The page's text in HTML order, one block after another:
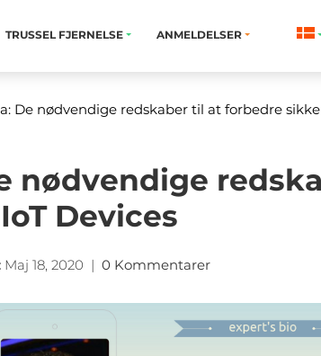
TRUSSEL FJERNELSE ANMELDELSER
De nødvendige redskaber til at forbedre
nødvendige
Devices
Maj 18, 2020 | 0 Kommentarer